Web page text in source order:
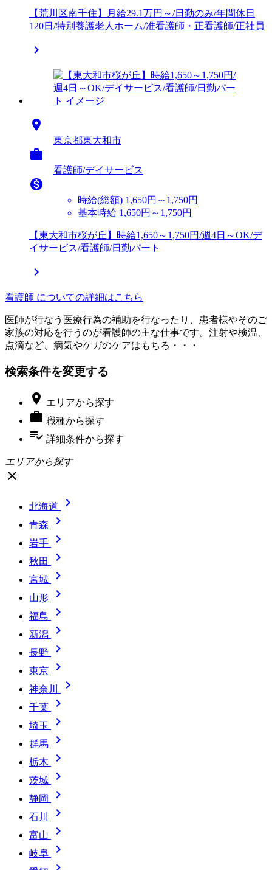
【荒川区南千住】月給29.1万円～/日勤のみ/年間休日
120日/特別養護老人ホーム/准看護師・正看護師/正社員


東京都東大和市

看護師/デイサービス

時給(総額) 1,650円～1,750円
基本時給 1,650円～1,750円
【東大和市桜が丘】時給1,650～1,750円/週4日～OK/デ
イサービス/看護師/日勤パート

看護師 についての詳細はこちら
医師が行なう医療行為の補助を行なったり、患者様やそのご
家族の対応を行うのが看護師の主な仕事です。注射や検温、
点滴など、病気やケガのケアはもちろ・・・
検索条件を変更する
 エリアから探す
 職種から探す
playlist_add_check 詳細条件から探す
エリアから探す
close
北海道 
青森 
岩手 
秋田 
宮城 
山形 
福島 
新潟 
長野 
東京 
神奈川 
千葉 
埼玉 
群馬 
栃木 
茨城 
静岡 
石川 
富山 
岐阜 